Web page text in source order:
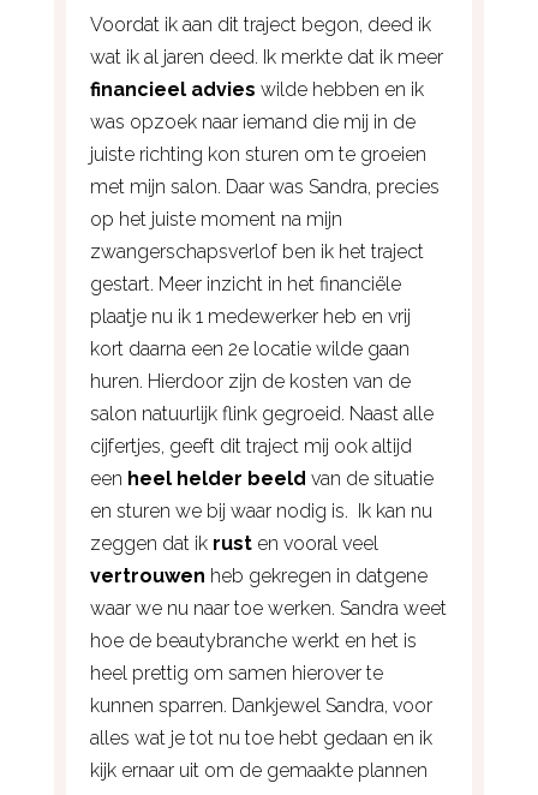
Voordat ik aan dit traject begon, deed ik
wat ik al jaren deed. Ik merkte dat ik meer
financieel advies wilde hebben en ik
was opzoek naar iemand die mij in de
juiste richting kon sturen om te groeien
met mijn salon. Daar was Sandra, precies
op het juiste moment na mijn
zwangerschapsverlof ben ik het traject
gestart. Meer inzicht in het financiële
plaatje nu ik 1 medewerker heb en vrij
kort daarna een 2e locatie wilde gaan
huren. Hierdoor zijn de kosten van de
salon natuurlijk flink gegroeid. Naast alle
cijfertjes, geeft dit traject mij ook altijd
een heel helder beeld van de situatie
en sturen we bij waar nodig is. Ik kan nu
zeggen dat ik rusten vooral veel
vertrouwen heb gekregen in datgene
waar we nu naar toe werken. Sandra weet
hoe de beautybranche werkt en het is
heel prettig om samen hierover te
kunnen sparren. Dankjewel Sandra, voor
alles wat je tot nu toe hebt gedaan en ik
kijk ernaar uit om de gemaakte plannen